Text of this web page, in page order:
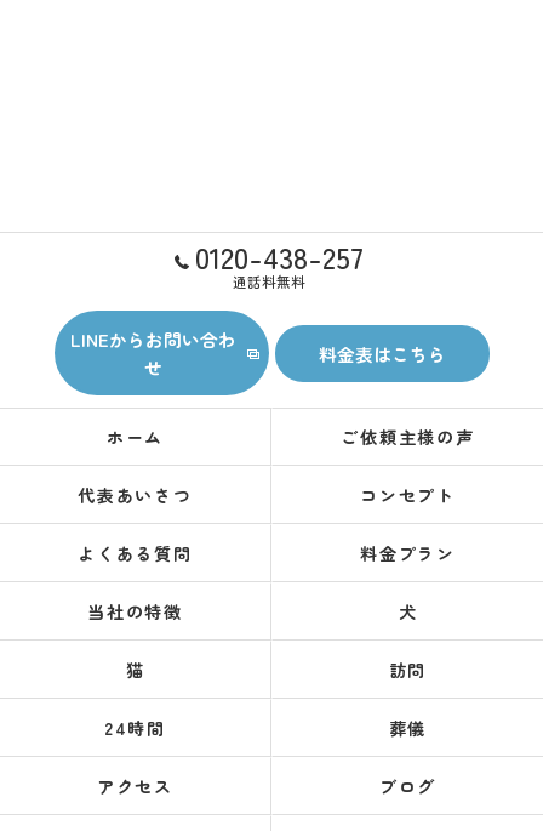
0120-438-257
通話料無料
LINEからお問い合わ
せ
料金表はこちら
ホーム ご依頼主様の声
代表あいさつ コンセプト
よくある質問 料金プラン
当社の特徴 犬
猫 訪問
24時間 葬儀
アクセス ブログ